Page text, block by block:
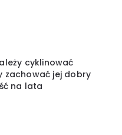
cyklinować
zachować jej dobry
na lata